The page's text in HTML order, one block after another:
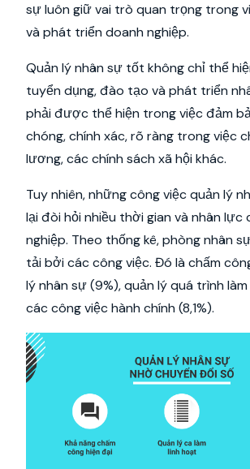
sự luôn giữ vai trò quan trọng trong
và phát triển doanh nghiệp.
Quản lý nhân sự tốt không chỉ thể
tuyển dụng, đào tạo và phát triển
phải được thể hiện trong việc đảm
chóng, chính xác, rõ ràng trong việc
lương, các chính sách xã hội khác.
Tuy nhiên, những công việc quản lý
lại đòi hỏi nhiều thời gian và nhân lực
nghiệp. Theo thống kê, phòng nhân
tải bởi các công việc. Đó là chấm
lý nhân sự (9%), quản lý quá trình làm
các công việc hành chính (8,1%).